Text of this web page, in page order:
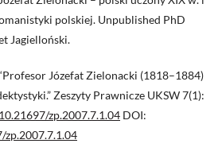
polskiej. Unpublished PhD
Jagielloński.
Józefat Zielonacki (1818–1884)
Zeszyty Prawnicze UKSW 7(1):
zp.2007.7.1.04 DOI: